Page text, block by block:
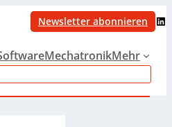
Newsletter abonnieren LinkedIn
MechatronikMehr